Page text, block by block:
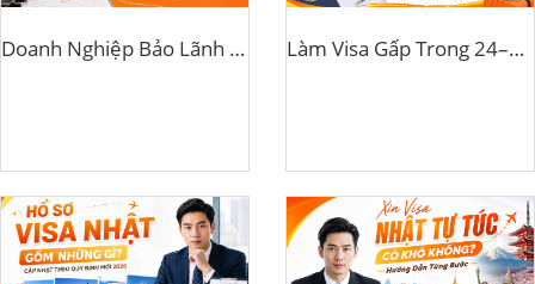
Doanh Nghiệp Bảo Lãnh Có Giúp Tăng Tỷ Lệ Đậu Visa Công Tác Không? Làm Visa Gấp Trong 24–72 Giờ Có Thật Không? Điều Bạn Cần Biết